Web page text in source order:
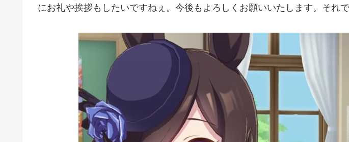
にお礼や挨拶もしたいですねぇ。今後もよろしくお願いいたします。それで